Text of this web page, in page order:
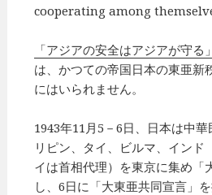
cooperating among
「アジアの安全はアジアが守る」
は、かつての帝国日本の東亜新
にはいられません。
1943年11月5－6日、日本は中
リピン、タイ、ビルマ、インド
イは首相代理）を東京に集め「
し、6日に「大東亜共同宣言」を